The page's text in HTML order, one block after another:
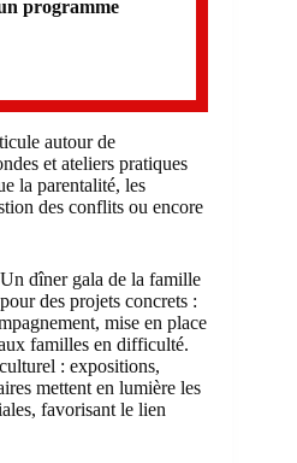
programme
autour de
et ateliers pratiques
la parentalité, les
des conflits ou encore
Un dîner gala de la famille
des projets concrets :
mise en place
familles en difficulté.
: expositions,
mettent en lumière les
favorisant le lien